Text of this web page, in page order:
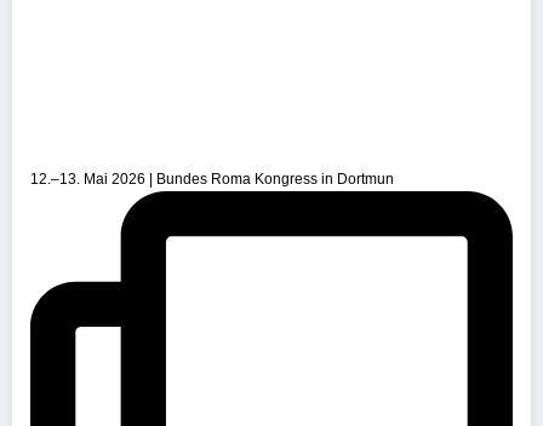
12.–13. Mai 2026 | Bundes Roma Kongress in Dortmun